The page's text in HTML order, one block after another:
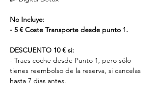
No Incluye:
- 5 € Coste Transporte desde punto 1.
DESCUENTO 10 € si:
- Traes coche desde Punto 1, pero sólo
tienes reembolso de la reserva, si cancelas
hasta 7 dias antes.